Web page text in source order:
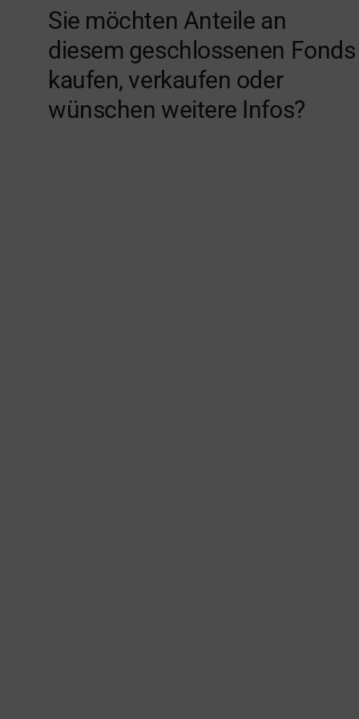
Sie möchten Anteile an
diesem geschlossenen Fonds
kaufen, verkaufen oder
wünschen weitere Infos?